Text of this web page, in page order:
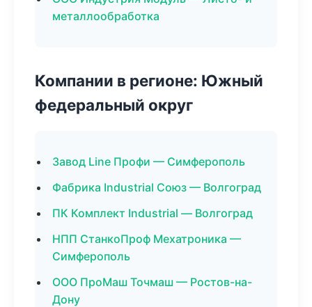
металлообработка
Компании в регионе: Южный
федеральный округ
Завод Line Профи — Симферополь
Фабрика Industrial Союз — Волгоград
ПК Комплект Industrial — Волгоград
НПП СтанкоПроф Мехатроника —
Симферополь
ООО ПроМаш Точмаш — Ростов-на-
Дону